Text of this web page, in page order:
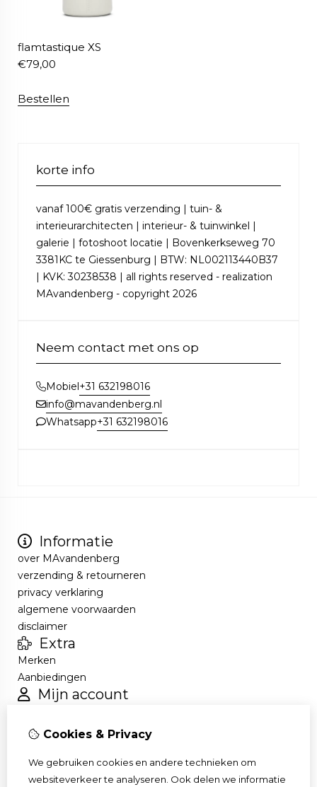
flamtastique XS
€79,00
Bestellen
korte info
vanaf 100€ gratis verzending | tuin- &
interieurarchitecten | interieur- & tuinwinkel |
galerie | fotoshoot locatie | Bovenkerkseweg 70
3381KC te Giessenburg | BTW: NL002113440B37
| KVK: 30238538 | all rights reserved - realization
MAvandenberg - copyright 2026
Neem contact met ons op
Mobiel+31 632198016
info@mavandenberg.nl
Whatsapp+31 632198016
Informatie
over MAvandenberg
verzending & retourneren
privacy verklaring
algemene voorwaarden
disclaimer
Extra
Merken
Aanbiedingen
Mijn account
Bestelhistorie
Nieuwsbrief
Klantenservice
Cookies & Privacy
We gebruiken cookies en andere technieken om
websiteverkeer te analyseren. Ook delen we informatie